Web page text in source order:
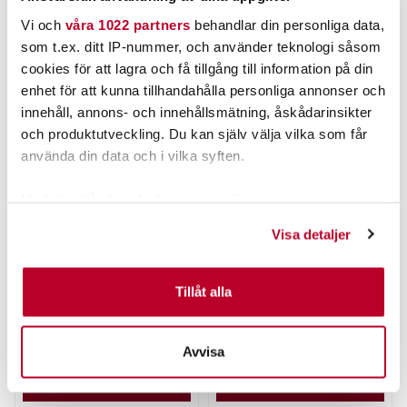
Vi och våra 1022 partners behandlar din personliga data,
som t.ex. ditt IP-nummer, och använder teknologi såsom
cookies för att lagra och få tillgång till information på din
enhet för att kunna tillhandahålla personliga annonser och
innehåll, annons- och innehållsmätning, åskådarinsikter
och produktutveckling. Du kan själv välja vilka som får
använda din data och i vilka syften.
Identifiera din enhet genom att aktivt skanna den för
specifika kännetecken (fingeravtryck)
Ta reda på mer om hur dina personliga uppgifter
Du kan ändra eller dra tillbaka ditt samtycke när som
helst från cookie-förklaringen.
Visa detaljer
Tillåt alla
Avvisa
ANDRA TITTADE OCKSÅ PÅ
Hard Lock Beteslås fp.
55,00 krTidigare pris:
69,00 kr
69,00 kr
LÄS MER
Savage Gear Ball Jighead
189,00 krTidigare pris:
239,00 kr
239,00 kr
LÄS MER